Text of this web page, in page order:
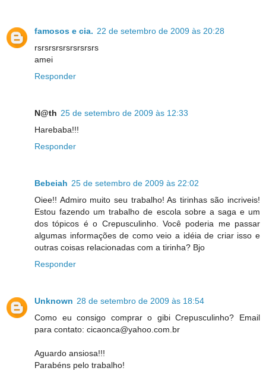
famosos e cia. 22 de setembro de 2009 às 20:28
rsrsrsrsrsrsrsrsrs
amei
Responder
N@th 25 de setembro de 2009 às 12:33
Harebaba!!!
Responder
Bebeiah 25 de setembro de 2009 às 22:02
Oiee!! Admiro muito seu trabalho! As tirinhas são incriveis!
Estou fazendo um trabalho de escola sobre a saga e um
dos tópicos é o Crepusculinho. Você poderia me passar
algumas informações de como veio a idéia de criar isso e
outras coisas relacionadas com a tirinha? Bjo
Responder
Unknown 28 de setembro de 2009 às 18:54
Como eu consigo comprar o gibi Crepusculinho? Email
para contato: cicaonca@yahoo.com.br
Aguardo ansiosa!!!
Parabéns pelo trabalho!